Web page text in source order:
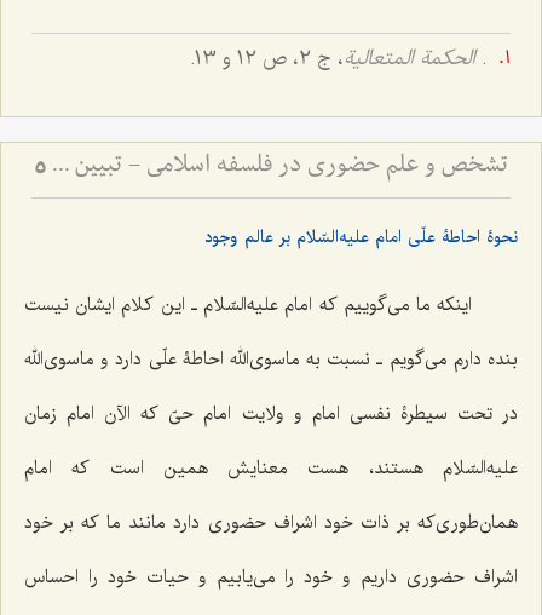
.الحکمة المتعالیة، ج 2، ص 12 و 13.
تشخص و علم حضوری در فلسفه اسلامی - تبیین جایگاه علم حضوری در احاطه بر هستی 5
نحوۀ احاطۀ علّی امام علیه‌السّلام بر عالم وجود
اینکه ما می‌گوییم که امام علیه‌السّلام ـ این کلام ایشان نیست
بنده دارم می‌گویم ـ نسبت به ماسوی‌الله احاطۀ علّی دارد و ماسوی‌الله
در تحت سیطرۀ نفسی امام و ولایت امام حیّ که الآن امام زمان
علیه‌السّلام هستند، هست معنایش همین است که امام
همان‌طوری‌که بر ذات خود اشراف حضوری دارد مانند ما که بر خود
اشراف حضوری داریم و خود را می‌یابیم و حیات خود را احساس